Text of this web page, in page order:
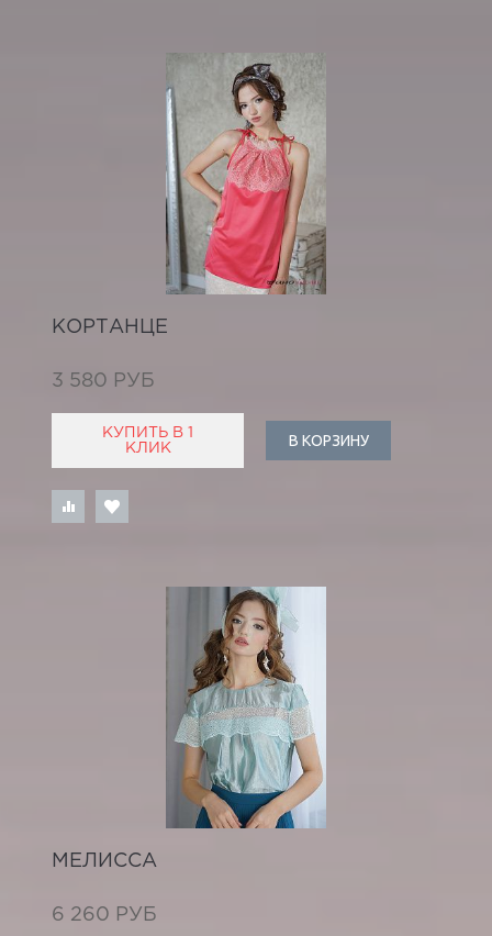
КОРТАНЦЕ
3 580 РУБ
КУПИТЬ В 1
КЛИК
В КОРЗИНУ
МЕЛИССА
6 260 РУБ